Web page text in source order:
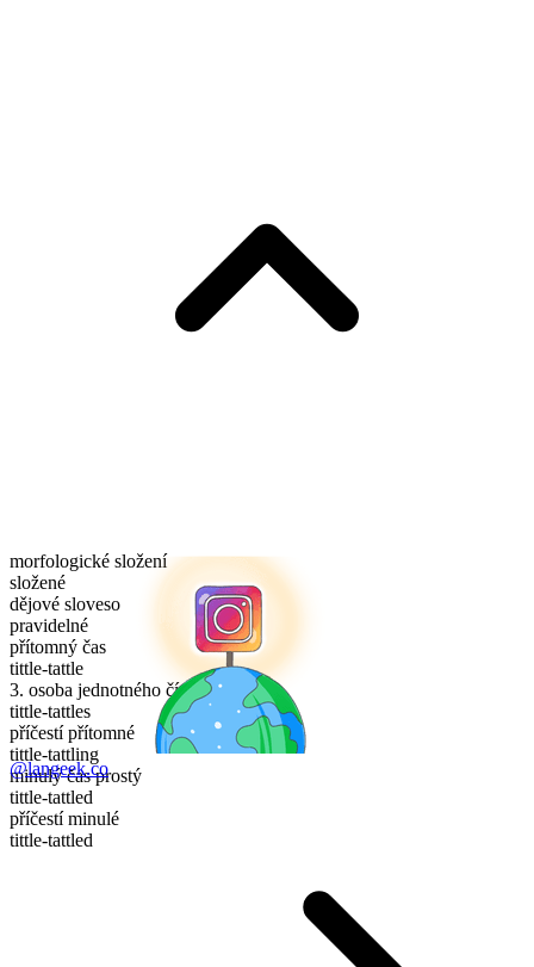
morfologické složení
složené
dějové sloveso
pravidelné
přítomný čas
tittle-tattle
3. osoba jednotného čísla
tittle-tattles
příčestí přítomné
tittle-tattling
minulý čas prostý
tittle-tattled
příčestí minulé
tittle-tattled
@langeek.co